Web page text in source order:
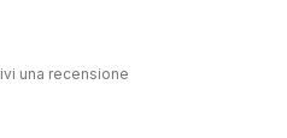
una recensione